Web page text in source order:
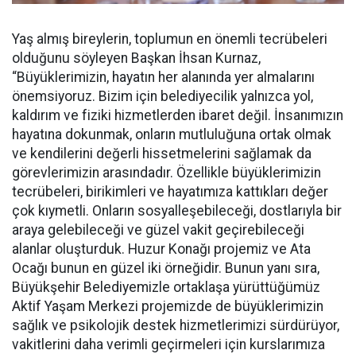
Yaş almış bireylerin, toplumun en önemli tecrübeleri
olduğunu söyleyen Başkan İhsan Kurnaz,
“Büyüklerimizin, hayatın her alanında yer almalarını
önemsiyoruz. Bizim için belediyecilik yalnızca yol,
kaldırım ve fiziki hizmetlerden ibaret değil. İnsanımızın
hayatına dokunmak, onların mutluluğuna ortak olmak
ve kendilerini değerli hissetmelerini sağlamak da
görevlerimizin arasındadır. Özellikle büyüklerimizin
tecrübeleri, birikimleri ve hayatımıza kattıkları değer
çok kıymetli. Onların sosyalleşebileceği, dostlarıyla bir
araya gelebileceği ve güzel vakit geçirebileceği
alanlar oluşturduk. Huzur Konağı projemiz ve Ata
Ocağı bunun en güzel iki örneğidir. Bunun yanı sıra,
Büyükşehir Belediyemizle ortaklaşa yürüttüğümüz
Aktif Yaşam Merkezi projemizde de büyüklerimizin
sağlık ve psikolojik destek hizmetlerimizi sürdürüyor,
vakitlerini daha verimli geçirmeleri için kurslarımıza